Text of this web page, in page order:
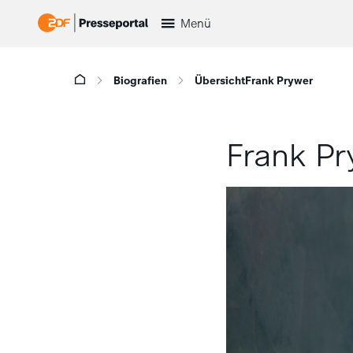
Menü
Biografien ÜbersichtFrank Prywer
Frank